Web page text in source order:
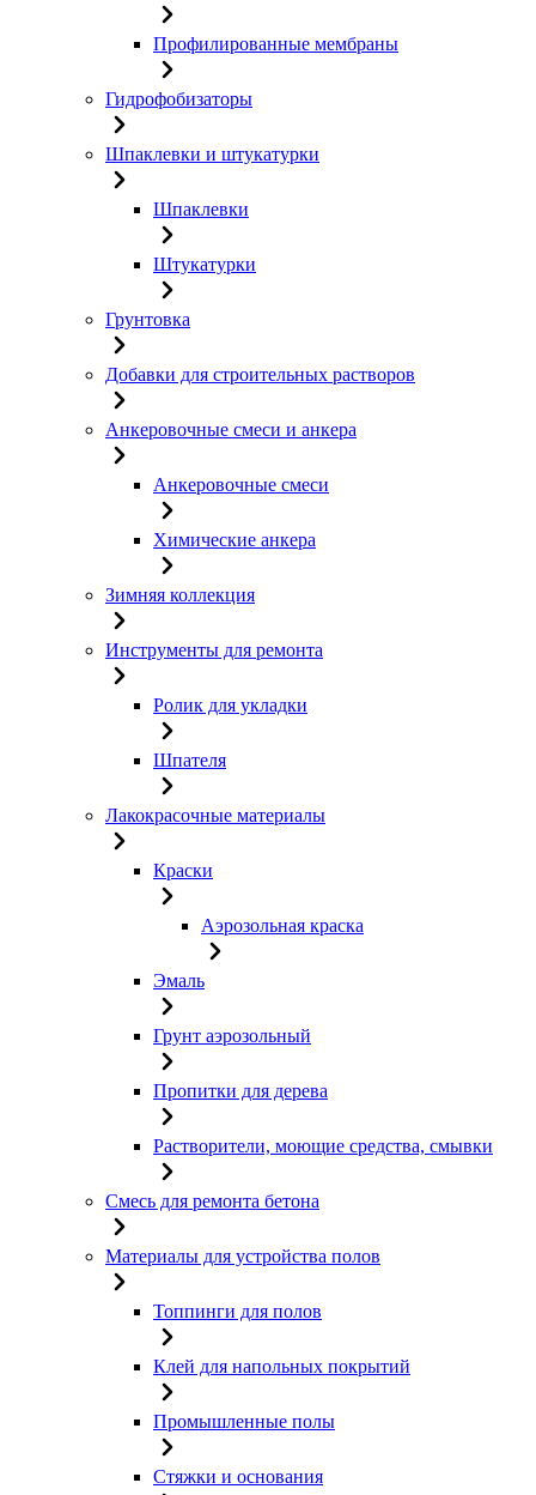
Профилированные мембраны
Гидрофобизаторы
Шпаклевки и штукатурки
Шпаклевки
Штукатурки
Грунтовка
Добавки для строительных растворов
Анкеровочные смеси и анкера
Анкеровочные смеси
Химические анкера
Зимняя коллекция
Инструменты для ремонта
Ролик для укладки
Шпателя
Лакокрасочные материалы
Краски
Аэрозольная краска
Эмаль
Грунт аэрозольный
Пропитки для дерева
Растворители, моющие средства, смывки
Смесь для ремонта бетона
Материалы для устройства полов
Топпинги для полов
Клей для напольных покрытий
Промышленные полы
Стяжки и основания